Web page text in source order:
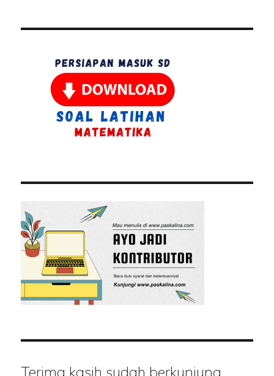
Terima kasih sudah berkunjung